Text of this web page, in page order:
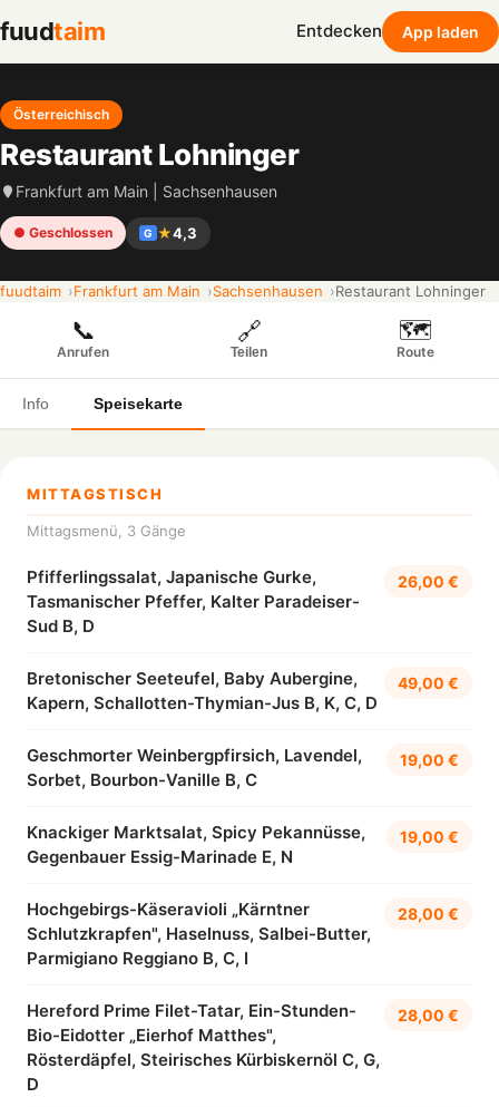
fuudtaim Entdecken App laden
Österreichisch
Restaurant Lohninger
Frankfurt am Main | Sachsenhausen
● Geschlossen G ★4,3
fuudtaim Frankfurt am Main Sachsenhausen Restaurant Lohninger
📞
Anrufen
🔗
Teilen
🗺️
Route
Info Speisekarte
MITTAGSTISCH
Mittagsmenü, 3 Gänge
Pfifferlingssalat, Japanische Gurke,
Tasmanischer Pfeffer, Kalter Paradeiser-
Sud B, D
26,00 €
Bretonischer Seeteufel, Baby Aubergine,
Kapern, Schallotten-Thymian-Jus B, K, C, D
49,00 €
Geschmorter Weinbergpfirsich, Lavendel,
Sorbet, Bourbon-Vanille B, C
19,00 €
Knackiger Marktsalat, Spicy Pekannüsse,
Gegenbauer Essig-Marinade E, N
19,00 €
Hochgebirgs-Käseravioli „Kärntner
Schlutzkrapfen", Haselnuss, Salbei-Butter,
Parmigiano Reggiano B, C, I
28,00 €
Hereford Prime Filet-Tatar, Ein-Stunden-
Bio-Eidotter „Eierhof Matthes",
Rösterdäpfel, Steirisches Kürbiskernöl C, G,
D
28,00 €